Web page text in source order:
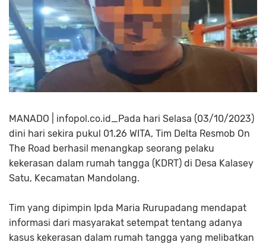
MANADO | infopol.co.id_Pada hari Selasa (03/10/2023)
dini hari sekira pukul 01.26 WITA, Tim Delta Resmob On
The Road berhasil menangkap seorang pelaku
kekerasan dalam rumah tangga (KDRT) di Desa Kalasey
Satu, Kecamatan Mandolang.
Tim yang dipimpin Ipda Maria Rurupadang mendapat
informasi dari masyarakat setempat tentang adanya
kasus kekerasan dalam rumah tangga yang melibatkan